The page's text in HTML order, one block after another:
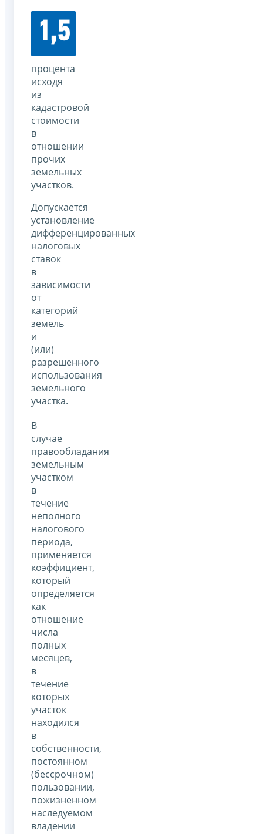
1,5
процента
исходя
из
кадастровой
стоимости
в
отношении
прочих
земельных
участков.
Допускается
установление
дифференцированных
налоговых
ставок
в
зависимости
от
категорий
земель
и
(или)
разрешенного
использования
земельного
участка.
В
случае
правообладания
земельным
участком
в
течение
неполного
налогового
периода,
применяется
коэффициент,
который
определяется
как
отношение
числа
полных
месяцев,
в
течение
которых
участок
находился
в
собственности,
постоянном
(бессрочном)
пользовании,
пожизненном
наследуемом
владении